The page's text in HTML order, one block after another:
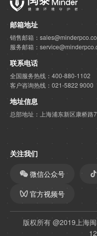
邮箱地址
销售邮箱：
服务邮箱：
联系电话
全国服务热线：400-880-1102
客户咨询热线：021-5822 9000
地址信息
总部地址：上海浦东新区康桥
关注我们
微信公众号
官方视频号
版权所有 @2019上海